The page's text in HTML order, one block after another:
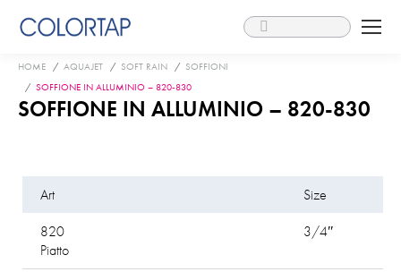
Search:
You are here:
HOME AQUAJET SOFT RAIN
SOFFIONI
SOFFIONE IN ALLUMINIO – 820-830
SOFFIONE IN ALLUMINIO – 820-830
Art
Size
820
Piatto
3/4″